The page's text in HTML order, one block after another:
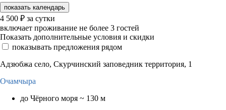
показать календарь
4 500 ₽ за сутки
включает проживание не более 3 гостей
Показать дополнительные условия и скидки
показывать предложения рядом
Адзюбжа село, Скурчинский заповедник территория, 1
Очамчыра
до Чёрного моря ~ 130 м